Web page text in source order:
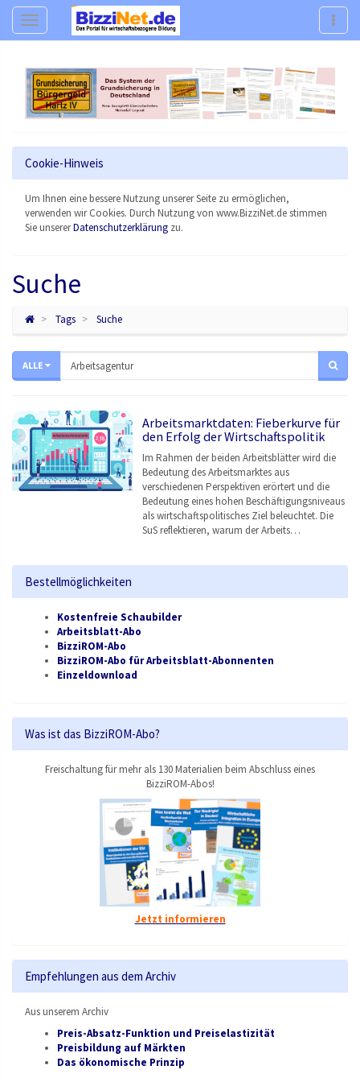
Navigation
Cookie-Hinweis
Um Ihnen eine bessere Nutzung unserer Seite zu ermöglichen,
verwenden wir Cookies. Durch Nutzung von www.BizziNet.de stimmen
Sie unsererDatenschutzerklärung zu.
Suche
Tags Suche
ALLE
Arbeitsmarktdaten: Fieberkurve für
den Erfolg der Wirtschaftspolitik
Im Rahmen der beiden Arbeitsblätter wird die
Bedeutung des Arbeitsmarktes aus
verschiedenen Perspektiven erörtert und die
Bedeutung eines hohen Beschäftigungsniveaus
als wirtschaftspolitisches Ziel beleuchtet. Die
SuS reflektieren, warum der Arbeits…
Bestellmöglichkeiten
Kostenfreie Schaubilder
Arbeitsblatt-Abo
BizziROM-Abo
BizziROM-Abo für Arbeitsblatt-Abonnenten
Einzeldownload
Was ist das BizziROM-Abo?
Freischaltung für mehr als 130 Materialien beim Abschluss eines
BizziROM-Abos!
Jetzt informieren
Empfehlungen aus dem Archiv
Aus unserem Archiv
Preis-Absatz-Funktion und Preiselastizität
Preisbildung auf Märkten
Das ökonomische Prinzip